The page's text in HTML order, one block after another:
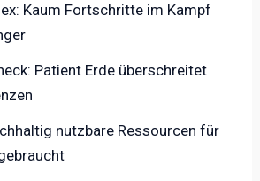
Kaum Fortschritte im Kampf
Patient Erde überschreitet
nutzbare Ressourcen für